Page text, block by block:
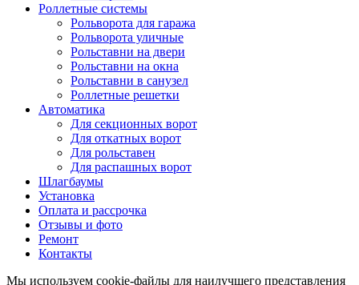
Роллетные системы
Рольворота для гаража
Рольворота уличные
Рольставни на двери
Рольставни на окна
Рольставни в санузел
Роллетные решетки
Автоматика
Для секционных ворот
Для откатных ворот
Для рольставен
Для распашных ворот
Шлагбаумы
Установка
Оплата и рассрочка
Отзывы и фото
Ремонт
Контакты
Мы используем cookie-файлы для наилучшего представления